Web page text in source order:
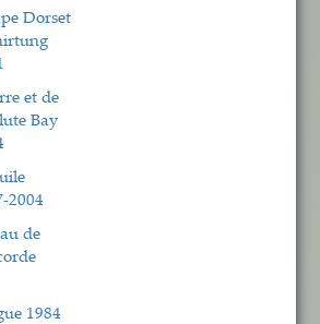
Dorset
et de
Bay
2004
de
1984